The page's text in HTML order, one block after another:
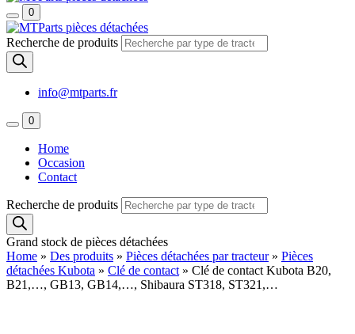
0
Recherche de produits
info@mtparts.fr
0
Home
Occasion
Contact
Recherche de produits
Grand stock de pièces détachées
Home » Des produits » Pièces détachées par tracteur» Pièces
détachées Kubota » Clé de contact » Clé de contact Kubota B20,
B21,…, GB13, GB14,…, Shibaura ST318, ST321,…